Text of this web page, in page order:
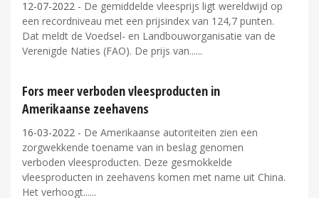
12-07-2022 - De gemiddelde vleesprijs ligt wereldwijd op
een recordniveau met een prijsindex van 124,7 punten.
Dat meldt de Voedsel- en Landbouworganisatie van de
Verenigde Naties (FAO). De prijs van...
Fors meer verboden vleesproducten in
Amerikaanse zeehavens
16-03-2022 - De Amerikaanse autoriteiten zien een
zorgwekkende toename van in beslag genomen
verboden vleesproducten. Deze gesmokkelde
vleesproducten in zeehavens komen met name uit China.
Het verhoogt...